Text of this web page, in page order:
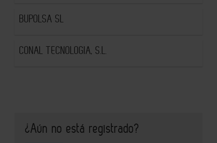
BUPOLSA SL
CONAL TECNOLOGIA, S.L.
¿Aún no está registrado?